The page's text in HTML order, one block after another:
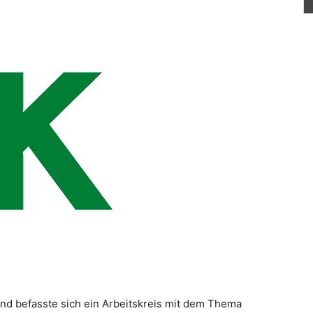
befasste sich ein Arbeitskreis mit dem Thema